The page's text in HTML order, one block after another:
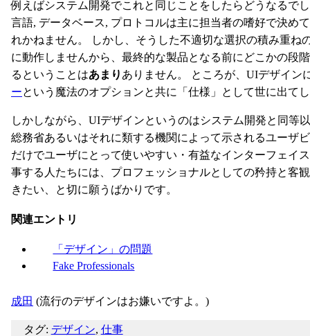
例えばシステム開発でこれと同じことをしたらどうなるで
言語, データベース, プロトコルは主に担当者の嗜好で決め
れかねません。 しかし、そうした不適切な選択の積み重ね
に動作しませんから、最終的な製品となる前にどこかの段
るということはあまり ありません。 ところが、UIデザイン
ーという魔法のオプションと共に「仕様」として世に出て
しかしながら、UIデザインというのはシステム開発と同等
総務省あるいはそれに類する機関によって示されるユーザ
だけでユーザにとって使いやすい・有益なインターフェイ
事する人たちには、プロフェッショナルとしての矜持と客
きたい、と切に願うばかりです。
関連エントリ
「デザイン」の問題
Fake Professionals
成田 (流行のデザインはお嫌いですよ。)
タグ: デザイン, 仕事